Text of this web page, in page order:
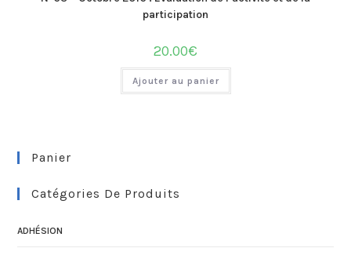
participation
20.00€
Ajouter au panier
Panier
Catégories De Produits
ADHÉSION